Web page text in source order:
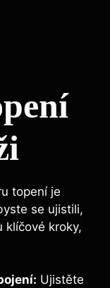
topení je
se ujistili,
klíčové kroky,
Ujistěte